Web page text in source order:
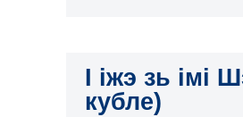
І іжэ зь імі
кубле)